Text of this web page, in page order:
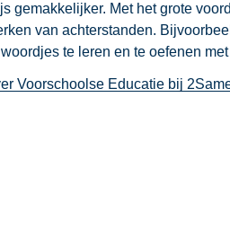
gemakkelijker. Met het grote
van achterstanden.
te leren en te oefenen
Voorschoolse Educatie bij